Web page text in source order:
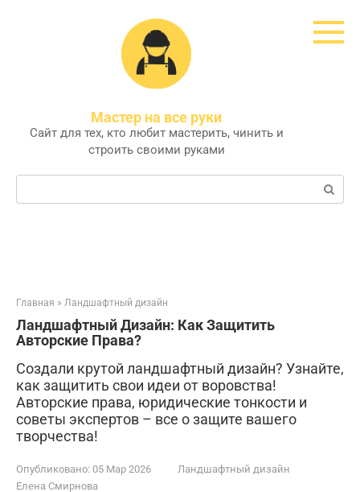
Мастер на все руки
Сайт для тех, кто любит мастерить, чинить и
строить своими руками
Поиск:
Главная » Ландшафтный дизайн
Ландшафтный Дизайн: Как Защитить
Авторские Права?
Создали крутой ландшафтный дизайн? Узнайте,
как защитить свои идеи от воровства!
Авторские права, юридические тонкости и
советы экспертов – все о защите вашего
творчества!
Опубликовано: 05 Мар 2026
Ландшафтный дизайн
Елена Смирнова